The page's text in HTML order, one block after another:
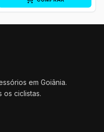
em Goiânia.
os ciclistas.